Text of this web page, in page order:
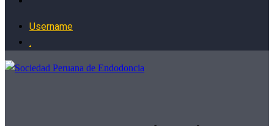
Username
.